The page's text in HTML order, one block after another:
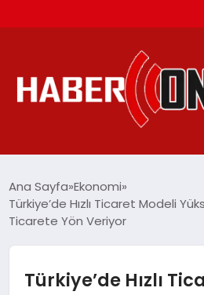
SIYASET
DÜNYA
Ana Sayfa Ekonomi
Türkiye’de Hızlı Ticaret Modeli
Ticarete Yön Veriyor
Türkiye’de Hızlı